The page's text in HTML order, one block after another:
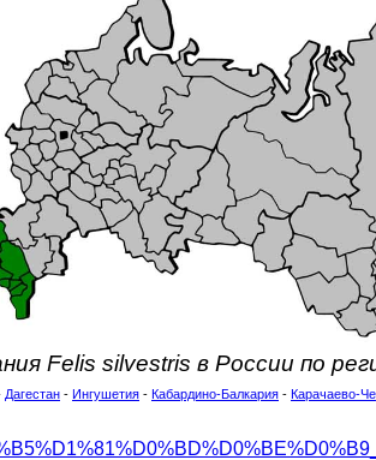
Felis silvestris в России по
Дагестан - Ингушетия - Кабардино-Балкария - Карачаево-